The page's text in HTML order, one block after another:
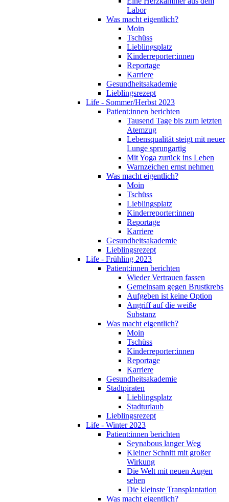
Labor
Was macht eigentlich?
Moin
Tschüss
Lieblingsplatz
Kinderreporter:innen
Reportage
Karriere
Gesundheitsakademie
Lieblingsrezept
Life - Sommer/Herbst 2023
Patient:innen berichten
Tausend Tage bis zum letzten
Atemzug
Lebensqualität steigt mit neuer
Lunge sprungartig
Mit Yoga zurück ins Leben
Warnzeichen ernst nehmen
Was macht eigentlich?
Moin
Tschüss
Lieblingsplatz
Kinderreporter:innen
Reportage
Karriere
Gesundheitsakademie
Lieblingsrezept
Life - Frühling 2023
Patient:innen berichten
Wieder Vertrauen fassen
Gemeinsam gegen Brustkrebs
Aufgeben ist keine Option
Angriff auf die weiße
Substanz
Was macht eigentlich?
Moin
Tschüss
Kinderreporter:innen
Reportage
Karriere
Gesundheitsakademie
Stadtpiraten
Lieblingsplatz
Stadturlaub
Lieblingsrezept
Life - Winter 2023
Patient:innen berichten
Seynabous langer Weg
Kleiner Schnitt mit großer
Wirkung
Die Welt mit neuen Augen
sehen
Die kleinste Transplantation
Was macht eigentlich?